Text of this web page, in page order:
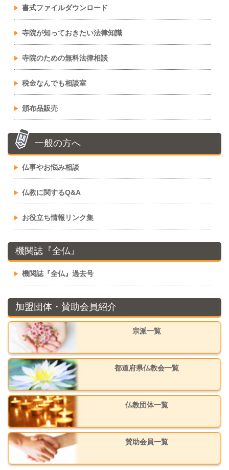
書式ファイルダウンロード
寺院が知っておきたい法律知識
寺院のための無料法律相談
税金なんでも相談室
頒布品販売
一般の方へ
仏事やお悩み相談
仏教に関するQ&A
お役立ち情報リンク集
機関誌『全仏』
機関誌『全仏』過去号
加盟団体・賛助会員紹介
宗派一覧
都道府県仏教会一覧
仏教団体一覧
賛助会員一覧